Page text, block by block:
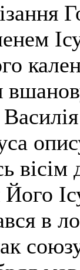
Його
в